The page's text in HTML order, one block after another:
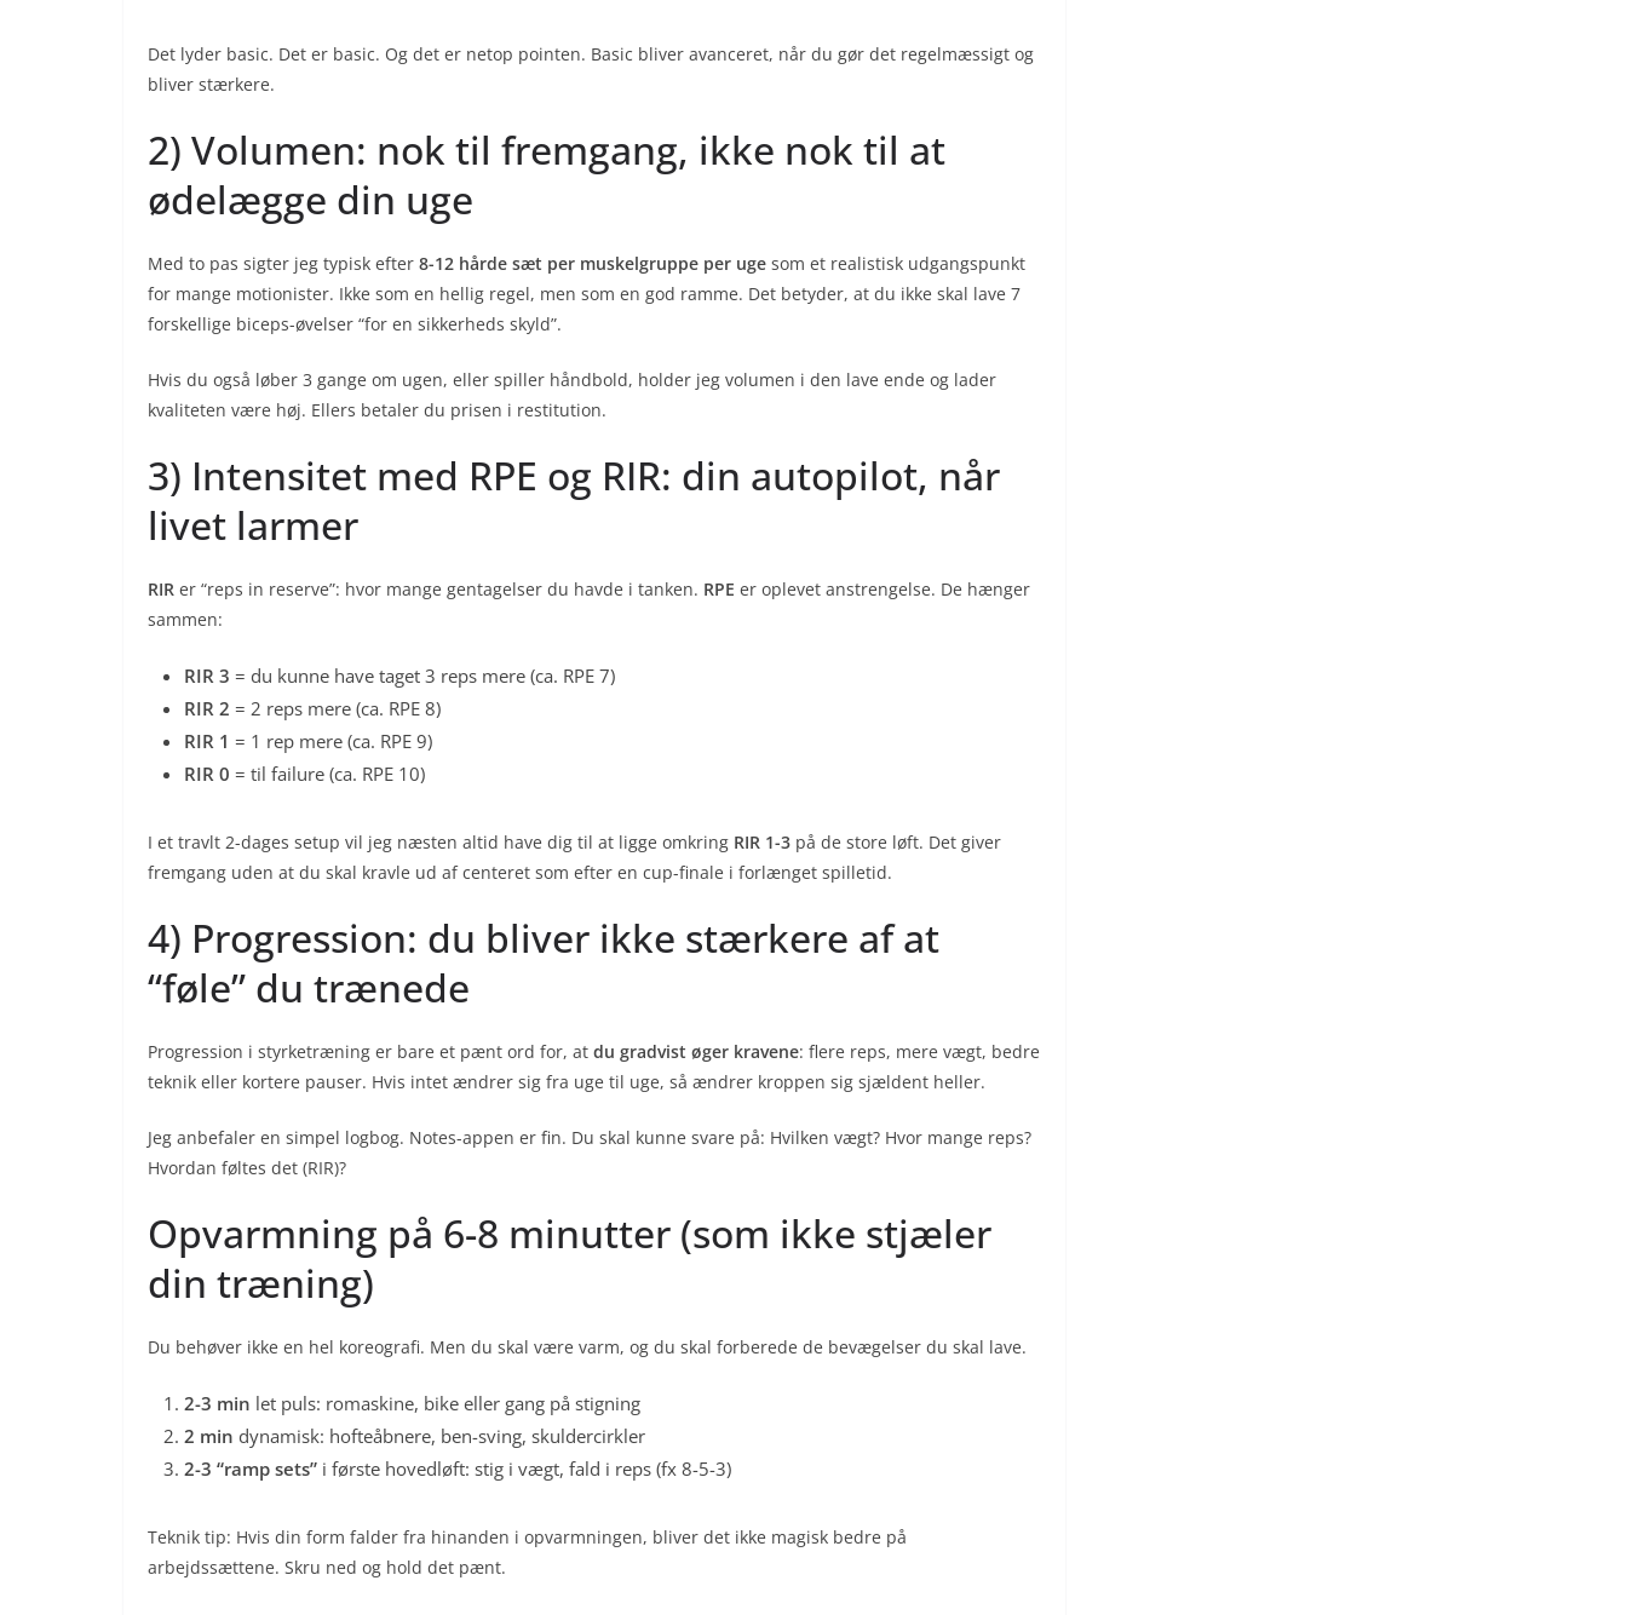
Det lyder basic. Det er basic. Og det er netop pointen. Basic bliver avanceret, når du gør det regelmæssigt og
bliver stærkere.
2) Volumen: nok til fremgang, ikke nok til at
ødelægge din uge
Med to pas sigter jeg typisk efter 8-12 hårde sæt per muskelgruppe per uge som et realistisk udgangspunkt
for mange motionister. Ikke som en hellig regel, men som en god ramme. Det betyder, at du ikke skal lave 7
forskellige biceps-øvelser “for en sikkerheds skyld”.
Hvis du også løber 3 gange om ugen, eller spiller håndbold, holder jeg volumen i den lave ende og lader
kvaliteten være høj. Ellers betaler du prisen i restitution.
3) Intensitet med RPE og RIR: din autopilot, når
livet larmer
RIR er “reps in reserve”: hvor mange gentagelser du havde i tanken. RPE er oplevet anstrengelse. De hænger
sammen:
RIR 3 = du kunne have taget 3 reps mere (ca. RPE 7)
RIR 2 = 2 reps mere (ca. RPE 8)
RIR 1 = 1 rep mere (ca. RPE 9)
RIR 0 = til failure (ca. RPE 10)
I et travlt 2-dages setup vil jeg næsten altid have dig til at ligge omkring RIR 1-3 på de store løft. Det giver
fremgang uden at du skal kravle ud af centeret som efter en cup-finale i forlænget spilletid.
4) Progression: du bliver ikke stærkere af at
“føle” du trænede
Progression i styrketræning er bare et pænt ord for, at du gradvist øger kravene: flere reps, mere vægt, bedre
teknik eller kortere pauser. Hvis intet ændrer sig fra uge til uge, så ændrer kroppen sig sjældent heller.
Jeg anbefaler en simpel logbog. Notes-appen er fin. Du skal kunne svare på: Hvilken vægt? Hvor mange reps?
Hvordan føltes det (RIR)?
Opvarmning på 6-8 minutter (som ikke stjæler
din træning)
Du behøver ikke en hel koreografi. Men du skal være varm, og du skal forberede de bevægelser du skal lave.
2-3 min let puls: romaskine, bike eller gang på stigning
2 min dynamisk: hofteåbnere, ben-sving, skuldercirkler
2-3 “ramp sets” i første hovedløft: stig i vægt, fald i reps (fx 8-5-3)
Teknik tip: Hvis din form falder fra hinanden i opvarmningen, bliver det ikke magisk bedre på
arbejdssættene. Skru ned og hold det pænt.